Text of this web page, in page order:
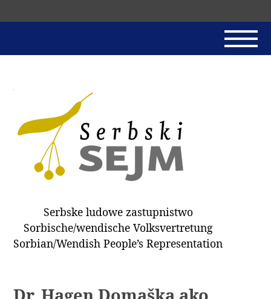
SERBSKI SEJM
JADNAŃSKI PÓRĚD
PROTOKOLE / HOBZAMKŃEŃA
DARY
WÓTPÓSŁAŃCY
HUBĚRKI
Serbske ludowe zastupnistwo
Sorbische/wendische Volksvertretung
Sorbian/Wendish People’s Representation